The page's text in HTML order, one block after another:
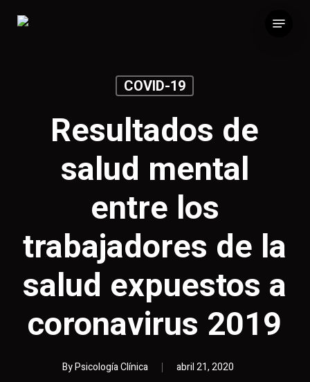
Menu
COVID-19
Resultados de
salud mental
entre los
trabajadores de la
salud expuestos a
coronavirus 2019
ByPsicología Clínica abril 21, 2020